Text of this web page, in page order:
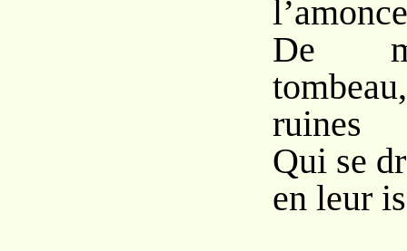
De
ruines
Qui se
en leur